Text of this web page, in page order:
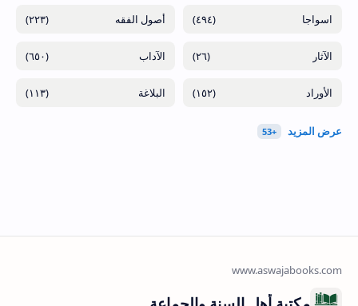
(٤٩٤) (٢٢٣)
(٢٦) (٦٥٠)
(١٥٢) (١١٣)